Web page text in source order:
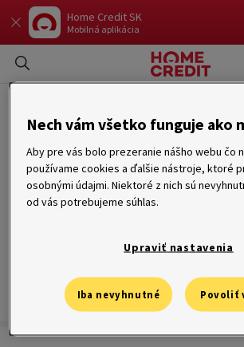
Home Credit SK
Mobilná aplikácia
Úverový
Úverový rámec náleží revolvingovému úveru a je
úverového rámca. V prípade potreby môže
Credit posudzuje, či je možné, aby klient
áno, rámec navýši.
Nech vám všetko funguje ako
Aby pre vás bolo prezeranie nášho webu čo
používame cookies a ďalšie nástroje, ktoré
osobnými údajmi. Niektoré z nich sú
od vás potrebujeme súhlas.
Upraviť nastavenia
Iba nevyhnutné Povoliť